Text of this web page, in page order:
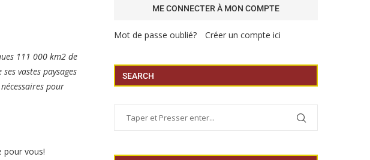
111 000 km2 de
vastes paysages
pour
pour vous!
Mot de passe oublié? Créer un compte ici
SEARCH